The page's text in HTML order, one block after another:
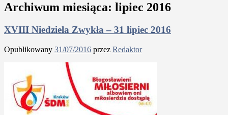
Archiwum miesiąca: lipiec 2016
XVIII Niedziela Zwykła – 31 lipiec 2016
Opublikowany 31/07/2016 przez Redaktor